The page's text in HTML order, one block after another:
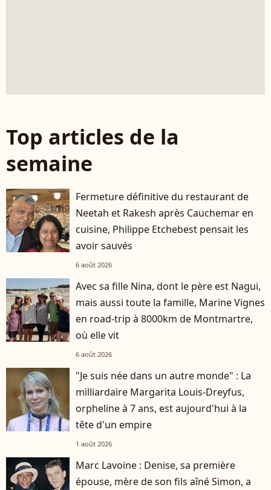
Top articles de la
semaine
Fermeture définitive du restaurant de
Neetah et Rakesh après Cauchemar en
cuisine, Philippe Etchebest pensait les
avoir sauvés
6 août 2026
Avec sa fille Nina, dont le père est Nagui,
mais aussi toute la famille, Marine Vignes
en road-trip à 8000km de Montmartre,
où elle vit
6 août 2026
"Je suis née dans un autre monde" : La
milliardaire Margarita Louis-Dreyfus,
orpheline à 7 ans, est aujourd'hui à la
tête d'un empire
1 août 2026
Marc Lavoine : Denise, sa première
épouse, mère de son fils aîné Simon, a